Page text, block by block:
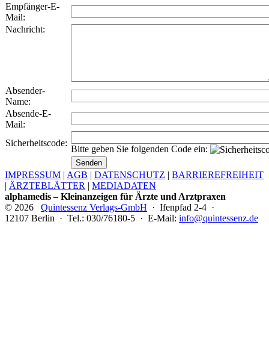
Empfänger-E-
Mail:
Nachricht:
Absender-
Name:
Absende-E-
Mail:
Sicherheitscode:
Bitte geben Sie folgenden Code ein:
IMPRESSUM | AGB | DATENSCHUTZ | BARRIEREFREIHEIT
| ÄRZTEBLÄTTER | MEDIADATEN
alphamedis – Kleinanzeigen für Ärzte und Arztpraxen
© 2026 Quintessenz Verlags-GmbH · Ifenpfad 2-4 ·
12107 Berlin · Tel.: 030/76180-5 · E-Mail: info@quintessenz.de